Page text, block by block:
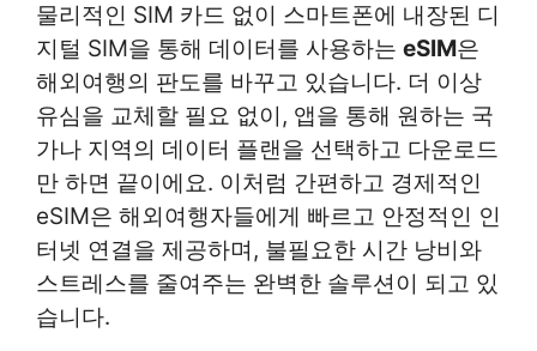
물리적인 SIM 카드 없이 스마트폰에 내장된 디
지털 SIM을 통해 데이터를 사용하는 eSIM은
해외여행의 판도를 바꾸고 있습니다. 더 이상
유심을 교체할 필요 없이, 앱을 통해 원하는 국
가나 지역의 데이터 플랜을 선택하고 다운로드
만 하면 끝이에요. 이처럼 간편하고 경제적인
eSIM은 해외여행자들에게 빠르고 안정적인 인
터넷 연결을 제공하며, 불필요한 시간 낭비와
스트레스를 줄여주는 완벽한 솔루션이 되고 있
습니다.